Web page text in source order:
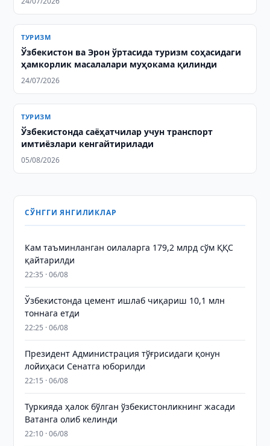
ТУРИЗМ
Ўзбекистон ва Эрон ўртасида туризм соҳасидаги
ҳамкорлик масалалари муҳокама қилинди
24/07/2026
ТУРИЗМ
Ўзбекистонда саёҳатчилар учун транспорт
имтиёзлари кенгайтирилади
05/08/2026
СЎНГГИ ЯНГИЛИКЛАР
Кам таъминланган оилаларга 179,2 млрд сўм ҚҚС
қайтарилди
22:35 · 06/08
Ўзбекистонда цемент ишлаб чиқариш 10,1 млн
тоннага етди
22:25 · 06/08
Президент Администрация тўғрисидаги қонун
лойиҳаси Сенатга юборилди
22:15 · 06/08
Туркияда ҳалок бўлган ўзбекистонликнинг жасади
Ватанга олиб келинди
22:10 · 06/08